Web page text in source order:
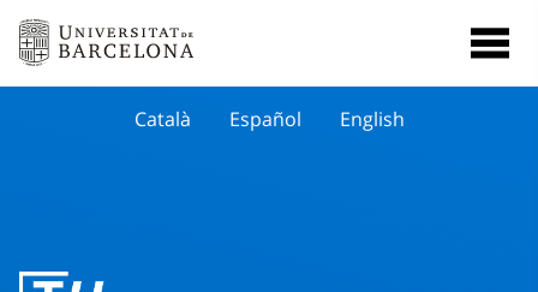
Català Español English